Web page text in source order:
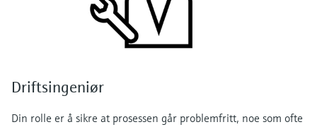
Driftsingeniør
Din rolle er å sikre at prosessen går problemfritt, noe som ofte